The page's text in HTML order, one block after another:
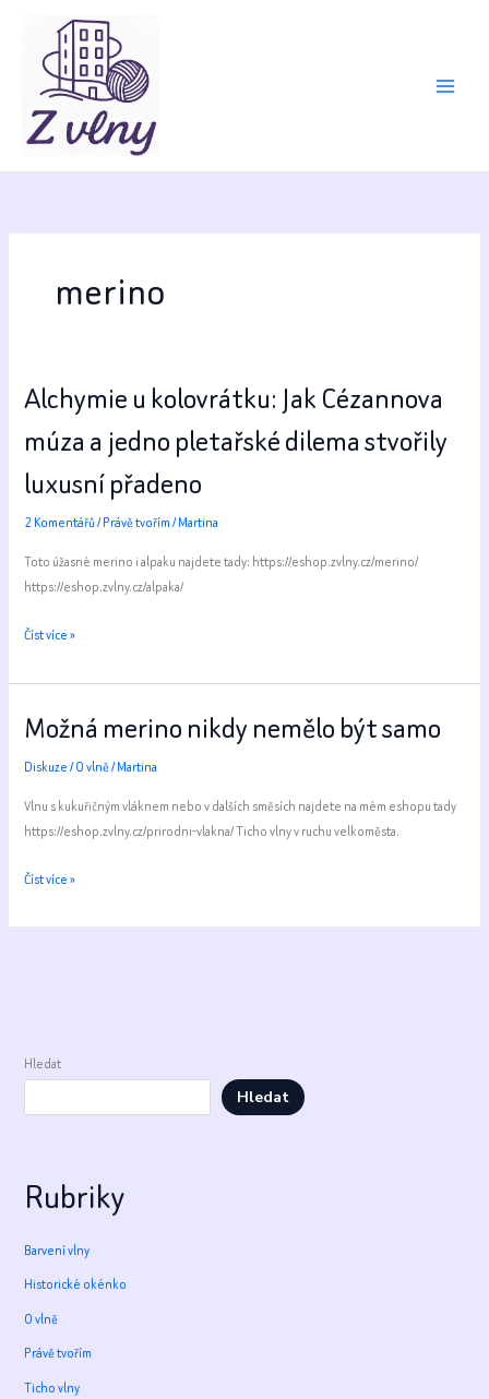
merino
Alchymie u kolovrátku: Jak Cézannova
múza a jedno pletařské dilema stvořily
luxusní přadeno
2 Komentářů/Právě tvořím/Martina
Toto úžasné merino i alpaku najdete tady: https://eshop.zvlny.cz/merino/
https://eshop.zvlny.cz/alpaka/
Alchymie
kolovrátku:
Cézannova
múza
jedno
pletařské
stvořily
Číst více »
Možná merino nikdy nemělo být samo
Diskuze/O vlně/Martina
Vlnu s kukuřičným vláknem nebo v dalších směsích najdete na mém eshopu tady
https://eshop.zvlny.cz/prirodni-vlakna/ Ticho vlny v ruchu velkoměsta.
Možná
Číst více »
Hledat
Hledat
Rubriky
Barvení vlny
Historické okénko
O vlně
Právě tvořím
Ticho vlny